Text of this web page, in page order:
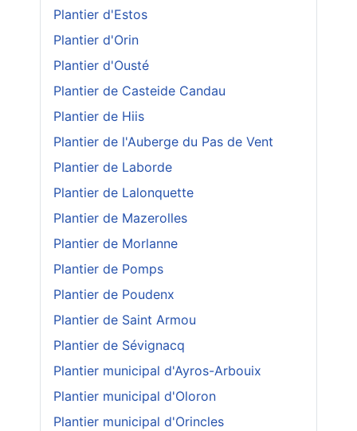
Plantier d'Estos
Plantier d'Orin
Plantier d'Ousté
Plantier de Casteide Candau
Plantier de Hiis
Plantier de l'Auberge du Pas de Vent
Plantier de Laborde
Plantier de Lalonquette
Plantier de Mazerolles
Plantier de Morlanne
Plantier de Pomps
Plantier de Poudenx
Plantier de Saint Armou
Plantier de Sévignacq
Plantier municipal d'Ayros-Arbouix
Plantier municipal d'Oloron
Plantier municipal d'Orincles